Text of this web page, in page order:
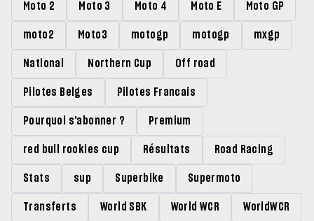
Moto 2 Moto 3 Moto 4 Moto E Moto GP
moto2 Moto3 motogp motogp mxgp
National Northern Cup Off road
Pilotes Belges Pilotes Francais
Pourquoi s'abonner ? Premium
red bull rookies cup Résultats Road Racing
Stats sup Superbike Supermoto
Transferts World SBK World WCR WorldWCR